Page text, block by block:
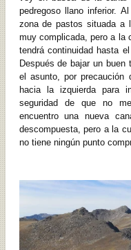
pedregoso llano inferior.
zona de pastos situada a
muy complicada, pero a la
tendrá continuidad hasta
Después de bajar un
el asunto, por precaución
hacia la izquierda para
seguridad de que no
encuentro una nueva
descompuesta, pero a la
no tiene ningún punto